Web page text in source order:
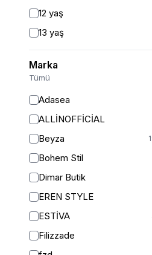
Kargo
12 yaş
13 yaş
14 yaş
2 (44-46-48)
Marka
Tümü
Adasea
ALLİNOFFİCİAL
Beyza
Bohem Stil
Dimar Butik
EREN STYLE
ESTİVA
Filizzade